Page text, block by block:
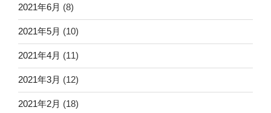
2021年6月 (8)
2021年5月 (10)
2021年4月 (11)
2021年3月 (12)
2021年2月 (18)